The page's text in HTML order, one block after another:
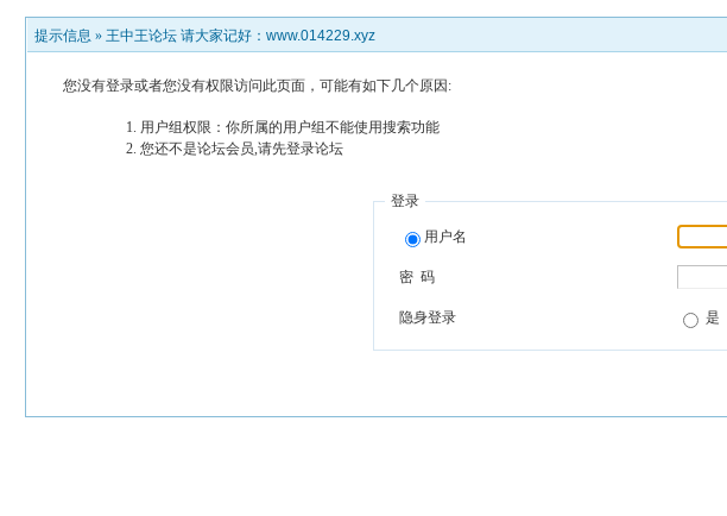
提示信息 » 王中王论坛 请大家记好：www.014229.xyz
您没有登录或者您没有权限访问此页面，可能有如下几个原因:
用户组权限：你所属的用户组不能使用搜索功能
您还不是论坛会员,请先登录论坛
登录
用户名
密 码
隐身登录 是